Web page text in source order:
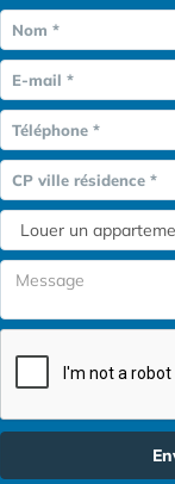
Nom *
E-mail *
Téléphone *
CP ville résidence *